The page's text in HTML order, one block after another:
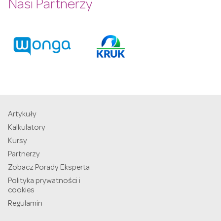
Nasi Partnerzy
Artykuły
Kalkulatory
Kursy
Partnerzy
Zobacz Porady Eksperta
Polityka prywatności i
cookies
Regulamin